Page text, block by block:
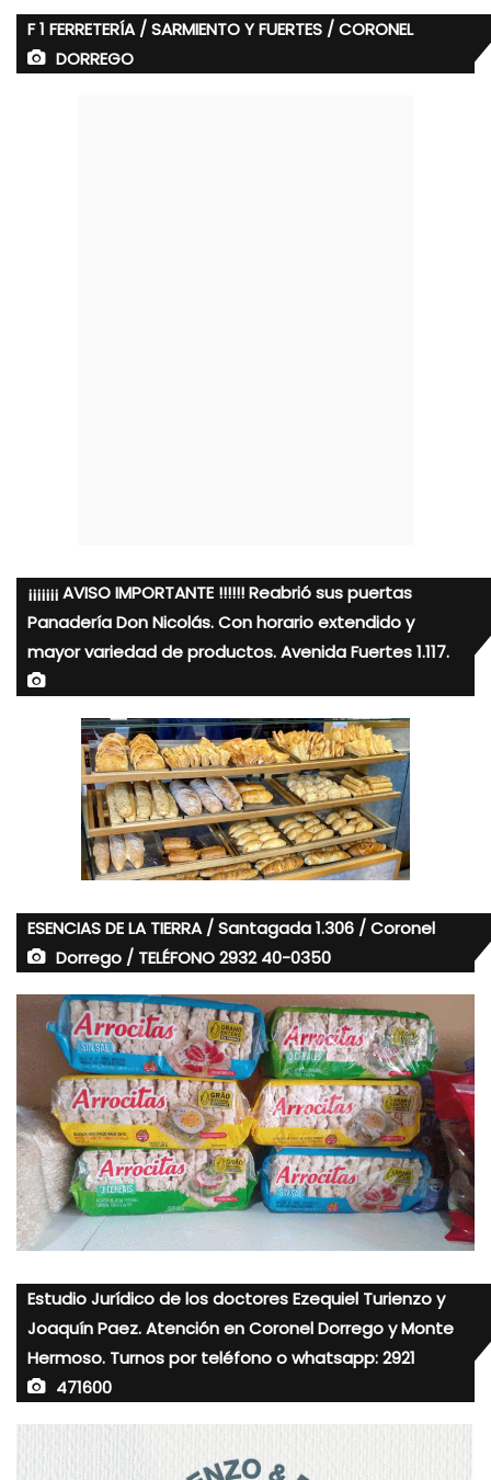
F 1 FERRETERÍA / SARMIENTO Y FUERTES / CORONEL
DORREGO
¡¡¡¡¡¡¡ AVISO IMPORTANTE !!!!!! Reabrió sus puertas
Panadería Don Nicolás. Con horario extendido y
mayor variedad de productos. Avenida Fuertes 1.117.
ESENCIAS DE LA TIERRA / Santagada 1.306 / Coronel
Dorrego / TELÉFONO 2932 40-0350
Estudio Jurídico de los doctores Ezequiel Turienzo y
Joaquín Paez. Atención en Coronel Dorrego y Monte
Hermoso. Turnos por teléfono o whatsapp: 2921
471600